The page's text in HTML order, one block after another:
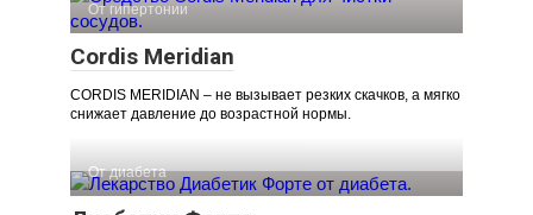
От гипертонии
Cordis Meridian
CORDIS MERIDIAN – не вызывает резких скачков, а мягко
снижает давление до возрастной нормы.
От диабета